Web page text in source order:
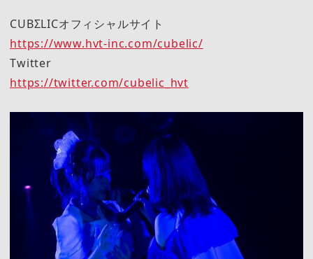
CUBΣLICオフィシャルサイト
https://www.hvt-inc.com/cubelic/
Twitter
https://twitter.com/cubelic_hvt